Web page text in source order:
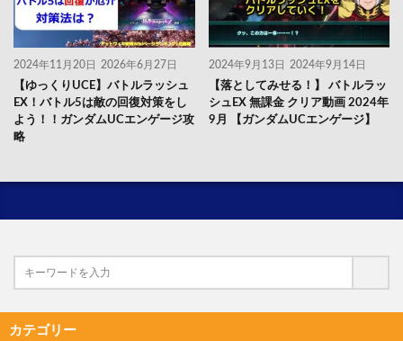
2024年11月20日 2026年6月27日
【ゆっくりUCE】バトルラッシュ
EX！バトル5は敵の回復対策をし
よう！！ガンダムUCエンゲージ攻
略
2024年9月13日 2024年9月14日
【落としてみせる！】 バトルラッ
シュEX 無課金 クリア動画 2024年
9月 【ガンダムUCエンゲージ】
カテゴリー